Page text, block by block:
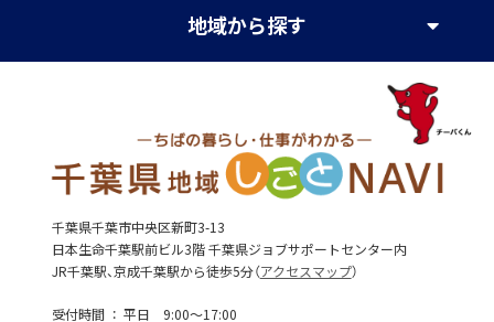
地域から探す
千葉県千葉市中央区新町3-13
日本生命千葉駅前ビル3階 千葉県ジョブサポートセンター内
JR千葉駅、京成千葉駅から徒歩5分（アクセスマップ）
受付時間 平日 9:00～17:00